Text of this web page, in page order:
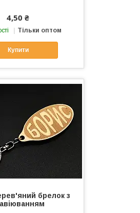
4,50 ₴
Тільки оптом
Купити
брелок з